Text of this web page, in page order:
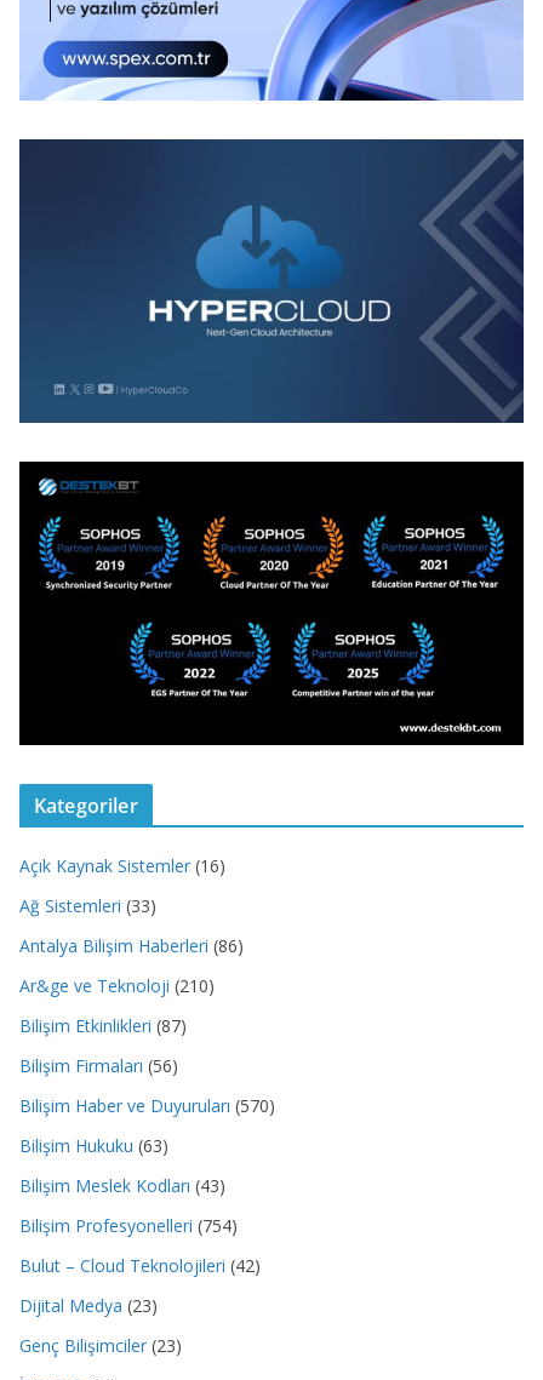
Kategoriler
Açık Kaynak Sistemler (16)
Ağ Sistemleri (33)
Antalya Bilişim Haberleri (86)
Ar&ge ve Teknoloji (210)
Bilişim Etkinlikleri (87)
Bilişim Firmaları (56)
Bilişim Haber ve Duyuruları (570)
Bilişim Hukuku (63)
Bilişim Meslek Kodları (43)
Bilişim Profesyonelleri (754)
Bulut – Cloud Teknolojileri (42)
Dijital Medya (23)
Genç Bilişimciler (23)